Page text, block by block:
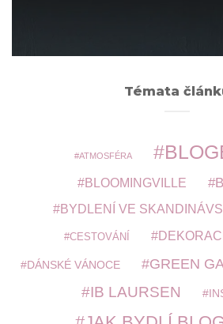
Témata
ATMOSFÉRA
BLOOMINGVILLE
BYDLENÍ VE
CESTOVÁNÍ
DÁNSKÉ VÁNOCE GREEN
IB LAURSEN